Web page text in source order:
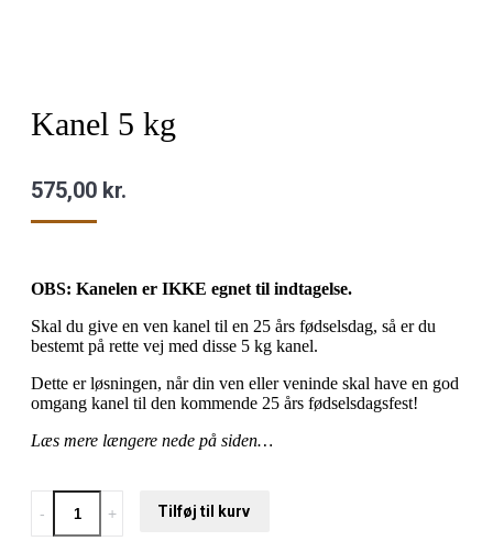
Kanel 5 kg
575,00 kr.
OBS: Kanelen er IKKE egnet til indtagelse.
Skal du give en ven kanel til en 25 års fødselsdag, så er du
bestemt på rette vej med disse 5 kg kanel.
Dette er løsningen, når din ven eller veninde skal have en god
omgang kanel til den kommende 25 års fødselsdagsfest!
Læs mere længere nede på siden…
Kanel
kg
Tilføj til kurv